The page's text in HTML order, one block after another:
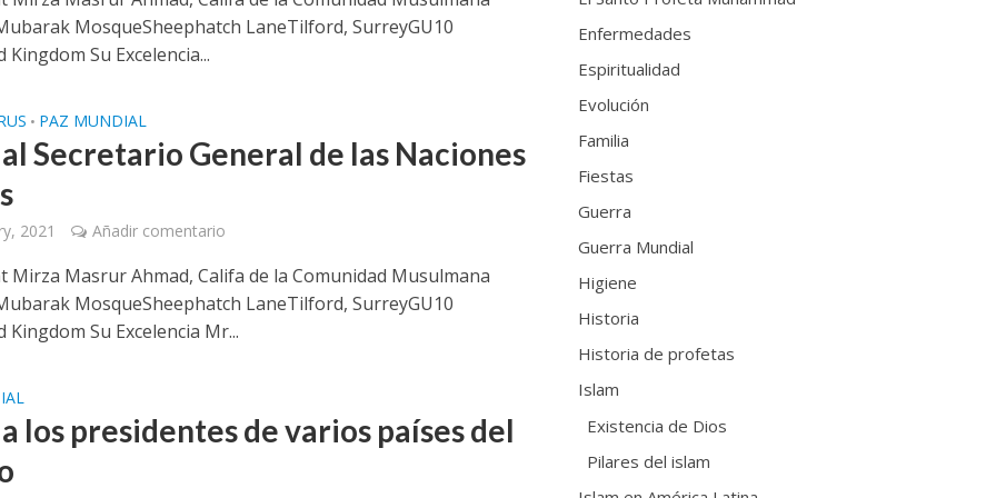
MosqueSheephatch LaneTilford, SurreyGU10
Kingdom Su Excelencia...
• PAZ MUNDIAL
Secretario General de las Naciones
2021 Añadir comentario
Mirza Masrur Ahmad, Califa de la Comunidad Musulmana
MosqueSheephatch LaneTilford, SurreyGU10
Kingdom Su Excelencia Mr...
los presidentes de varios países del
Enfermedades
Espiritualidad
Evolución
Familia
Fiestas
Guerra
Guerra Mundial
Higiene
Historia
Historia de profetas
Islam
Existencia de Dios
Pilares del islam